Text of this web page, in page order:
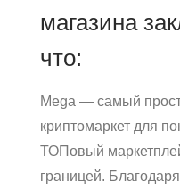
магазина
что:
Mega — самый
криптомаркет для
ТОПовый
границей.